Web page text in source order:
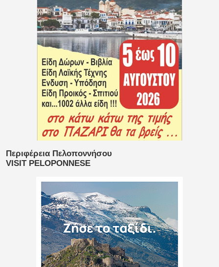
Περιφέρεια Πελοποννήσου
VISIT PELOPONNESE